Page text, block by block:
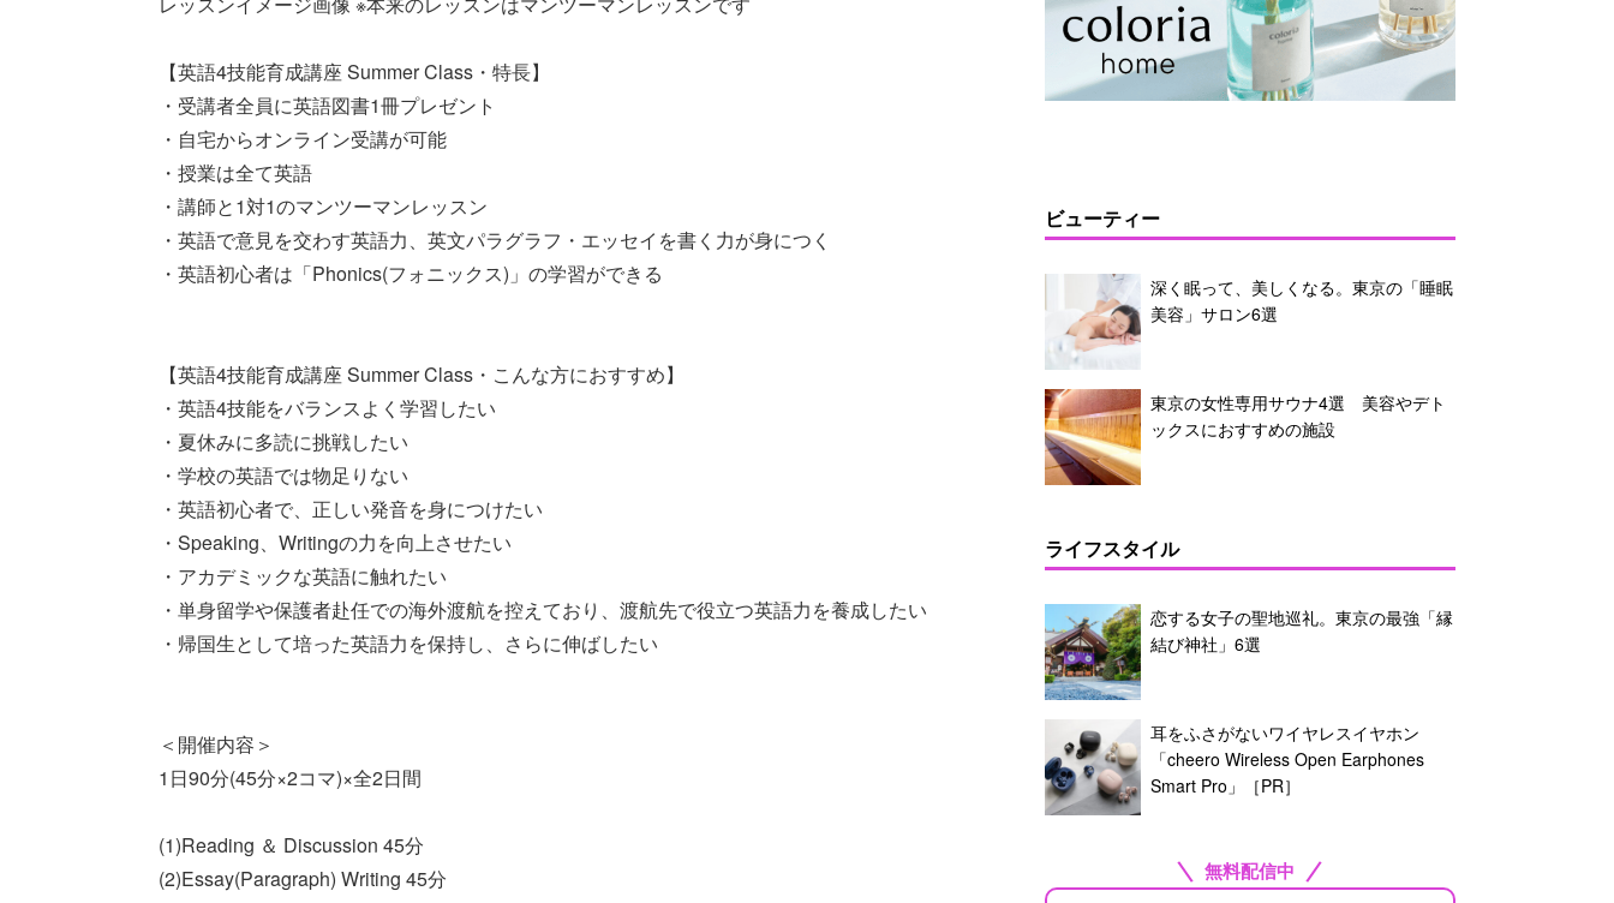
【英語4技能育成講座 Summer Class・特長】
・受講者全員に英語図書1冊プレゼント
・自宅からオンライン受講が可能
・授業は全て英語
・講師と1対1のマンツーマンレッスン
・英語で意見を交わす英語力、英文パラグラフ・エッセイを書く力が身につく
・英語初心者は「Phonics(フォニックス)」の学習ができる
【英語4技能育成講座 Summer Class・こんな方におすすめ】
・英語4技能をバランスよく学習したい
・夏休みに多読に挑戦したい
・学校の英語では物足りない
・英語初心者で、正しい発音を身につけたい
・Speaking、Writingの力を向上させたい
・アカデミックな英語に触れたい
・単身留学や保護者赴任での海外渡航を控えており、渡航先で役立つ英語力を養成したい
・帰国生として培った英語力を保持し、さらに伸ばしたい
＜開催内容＞
1日90分(45分×2コマ)×全2日間
(1)Reading ＆ Discussion 45分
(2)Essay(Paragraph) Writing 45分
ビューティー
深く眠って、美しくなる。東京の「睡眠
美容」サロン6選
東京の女性専用サウナ4選 美容やデト
ックスにおすすめの施設
ライフスタイル
恋する女子の聖地巡礼。東京の最強「縁
結び神社」6選
耳をふさがないワイヤレスイヤホン
「cheero Wireless Open Earphones
Smart Pro」［PR］
無料配信中